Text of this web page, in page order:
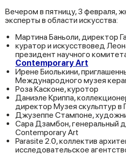
Вечером в пятницу, 3 февраля,
эксперты в области искусства:
Мартина Баньоли, директор
куратор и искусствовед
президент научного
Contemporary Art
Ирене Биолькини,
Международного музея
Роза Касконе, куротор
Даниэле Криппа,
директор Музея скульптур в
Джузеппе Стампоне,
Сара Дзамбон, генеральный
Contemporary Art
Parasite 2.0, коллектив
исследовательское